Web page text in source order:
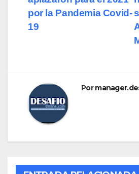
entradas
por la Pandemia Covid-
19
Por